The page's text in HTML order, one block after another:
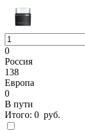
0
Россия
138
Европа
0
В пути
Итого: 0 руб.